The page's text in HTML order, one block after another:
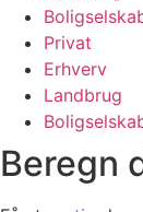
Privat
Erhverv
Landbrug
Beregn